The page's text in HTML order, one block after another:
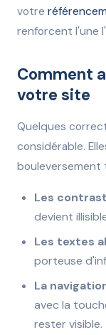
votre
renforcent l'une
Comment
votre site
Quelques
considérable.
bouleversement
Les
devient
Les textes
porteuse
La
avec la
rester visible.